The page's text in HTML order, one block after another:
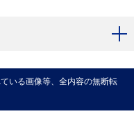
いる画像等、全内容の無断転